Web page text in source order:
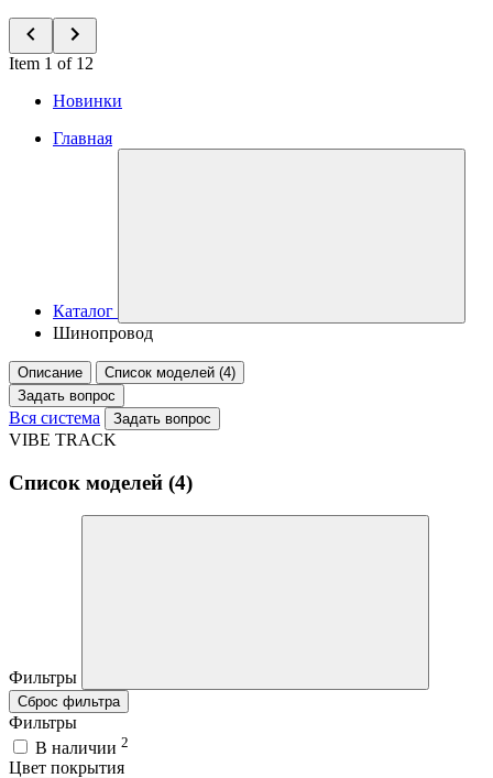
Item 1 of 12
Новинки
Главная
Каталог
Шинопровод
Описание
Список моделей (4)
Задать вопрос
Вся система Задать вопрос
VIBE TRACK
Список моделей (4)
Фильтры
Сброс фильтра
Фильтры
В наличии 2
Цвет покрытия